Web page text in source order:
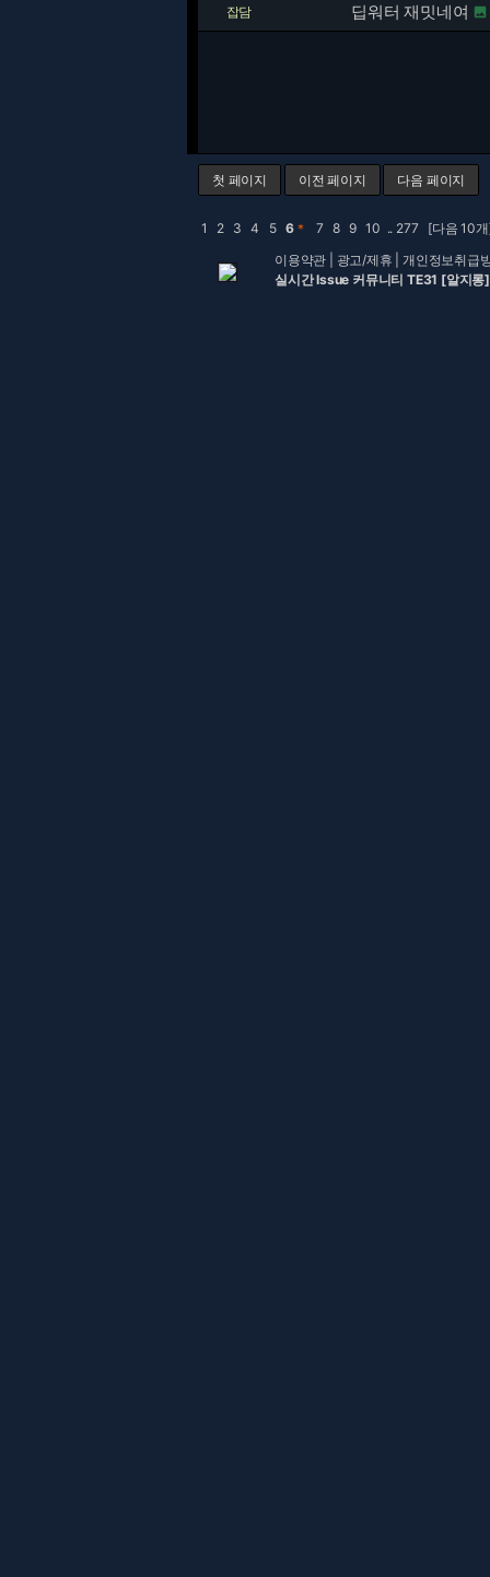
잡담 딥워터 재밋네여 
첫 페이지 이전 페이지 다음 페이지
1 2 3 4 5 6＊ 7 8 9 10 .. 277
[다음 10
이용약관
광고/제휴 |개인정보취급
실시간 Issue 커뮤니티 TE31 [알지